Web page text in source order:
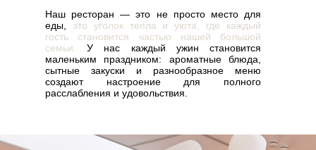
Наш ресторан — это не просто место для
еды, это уголок тепла и уюта,
где каждый
гость становится частью нашей большой
семьи.
У нас каждый ужин становится
маленьким праздником: ароматные блюда,
сытные закуски и разнообразное меню
создают настроение для полного
расслабления и удовольствия.